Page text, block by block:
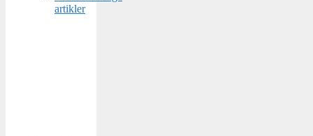
artikler